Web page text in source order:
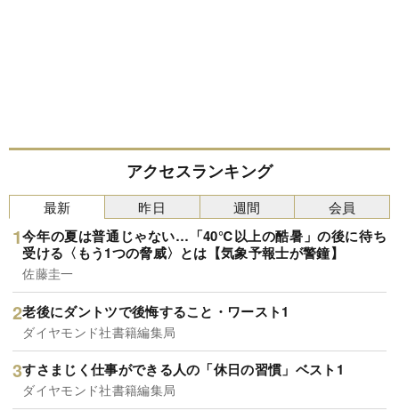
アクセスランキング
最新
今年の夏は普通じゃない…「40℃以上の酷暑」の後に待ち
受ける〈もう1つの脅威〉とは【気象予報士が警鐘】
佐藤圭一
老後にダントツで後悔すること・ワースト1
ダイヤモンド社書籍編集局
すさまじく仕事ができる人の「休日の習慣」ベスト1
ダイヤモンド社書籍編集局
昨日 週間 会員